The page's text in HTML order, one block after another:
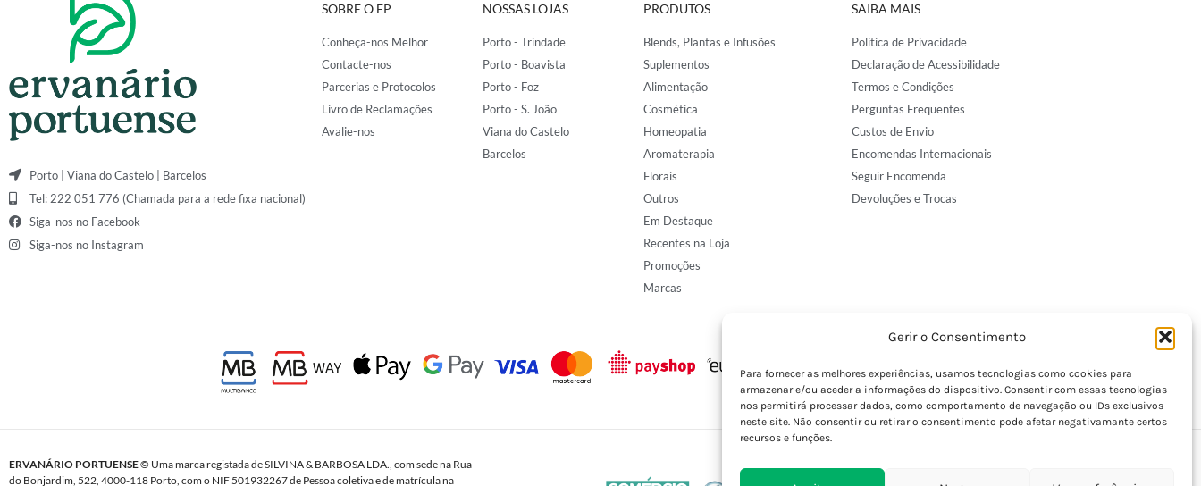
Gerir o Consentimento
Para fornecer as melhores experiências, usamos tecnologias como cookies para
armazenar e/ou aceder a informações do dispositivo. Consentir com essas tecnologias
nos permitirá processar dados, como comportamento de navegação ou IDs exclusivos
neste site. Não consentir ou retirar o consentimento pode afetar negativamante certos
recursos e funções.
Porto | Viana do Castelo | Barcelos
Tel: 222 051 776 (Chamada para a rede fixa nacional)
Siga-nos no Facebook
Siga-nos no Instagram
SOBRE O EP
Conheça-nos Melhor
Contacte-nos
Parcerias e Protocolos
Livro de Reclamações
Avalie-nos
NOSSAS LOJAS
Porto - Trindade
Porto - Boavista
Porto - Foz
Porto - S. João
Viana do Castelo
Barcelos
PRODUTOS
Blends, Plantas e Infusões
Suplementos
Alimentação
Cosmética
Homeopatia
Aromaterapia
Florais
Outros
Em Destaque
Recentes na Loja
Promoções
Marcas
SAIBA MAIS
Política de Privacidade
Declaração de Acessibilidade
Termos e Condições
Perguntas Frequentes
Custos de Envio
Encomendas Internacionais
Seguir Encomenda
Devoluções e Trocas
ERVANÁRIO PORTUENSE© Uma marca registada de SILVINA & BARBOSA LDA., com sede na Rua
do Bonjardim, 522, 4000-118 Porto, com o NIF 501932267 de Pessoa coletiva e de matrícula na